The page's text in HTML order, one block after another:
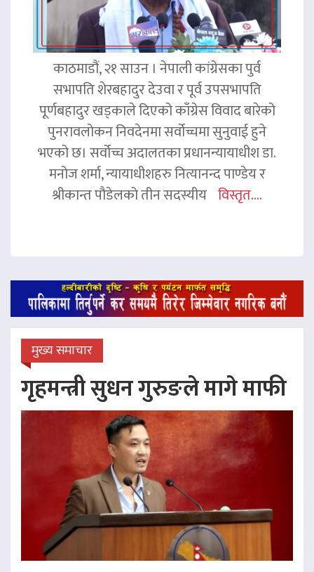
काठमाडौं, २१ साउन । नेपाली कांग्रेसका पुर्व
सभापति शेरबहादुर देउवा र पूर्व उपसभापति
पूर्णबहादुर खड्काले दिएको काँग्रेस विवाद बारेको
पुनरावलोकन निवदेनमा सर्वोच्चमा सुनुवाई हुने
भएको छ। सर्वोच्च अदालतका प्रधानन्यायाधीश डा.
मनोज शर्मा, न्यायाधीशहरु नित्यानन्द पाण्डेय र
श्रीकान्त पौडेलको तीन सदस्यीय विस्तृत....
मुख्य समाचार
गृहमन्त्री सुधन गुरुङले मागे माफी